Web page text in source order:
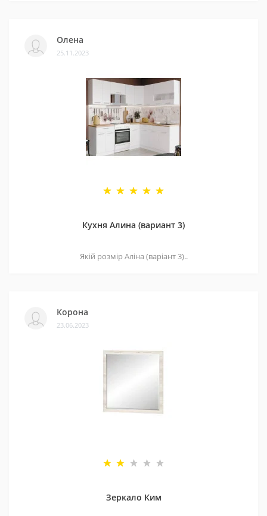
Олена
25.11.2023
Кухня Алина (вариант 3)
Якій розмір Аліна (варіант 3)..
Корона
23.06.2023
Зеркало Ким